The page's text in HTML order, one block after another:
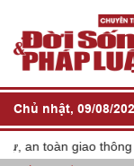
Chủ nhật, 09/08/
toàn giao thông